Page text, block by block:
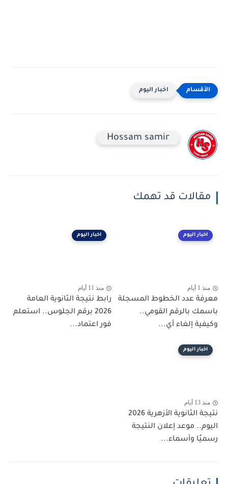
اخبار اليوم
Hossam samir
مقالات قد تهمك
اخبار اليوم
منذ 1 أيام
معرفة عدد الخطوط المسجلة
باسمك بالرقم القومي..
وكيفية إلغاء أي...
اخبار اليوم
منذ 11 أيام
رابط نتيجة الثانوية العامة
2026 برقم الجلوس.. استعلم
فور اعتماد...
اخبار اليوم
منذ 13 أيام
نتيجة الثانوية الأزهرية 2026
اليوم.. موعد إعلان النتيجة
رسميًا وأسماء...